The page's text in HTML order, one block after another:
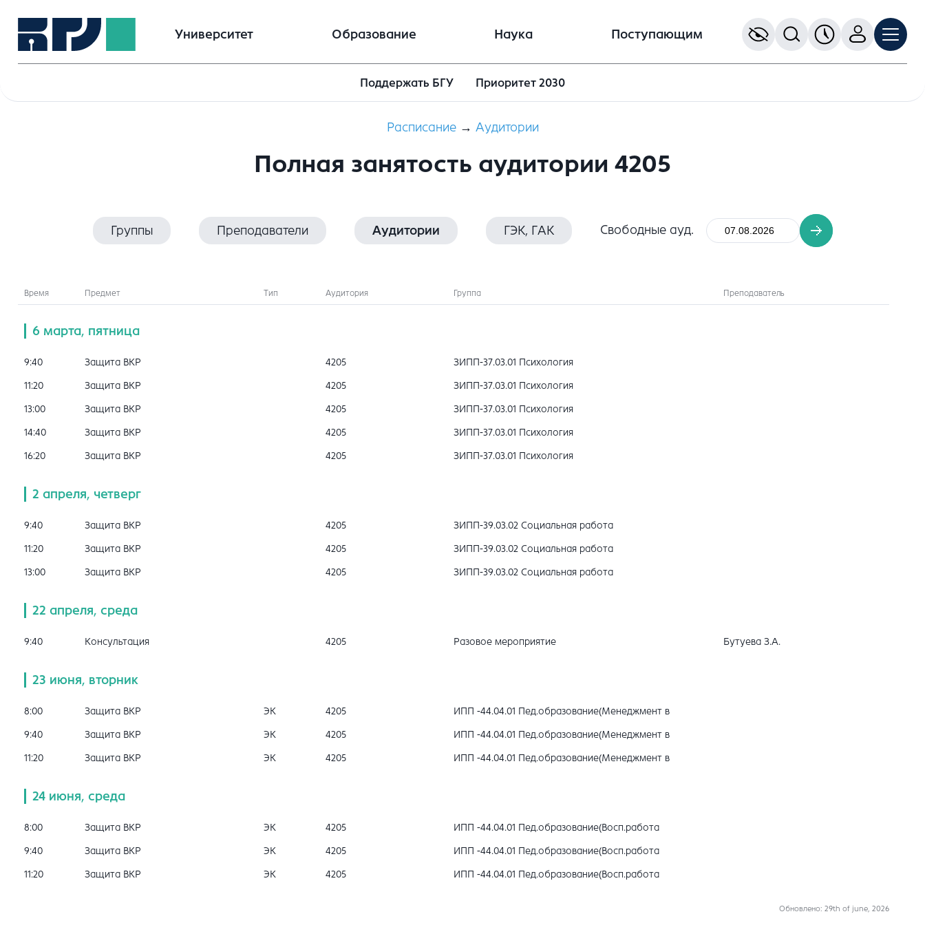
Университет Образование Наука Поступающим
Поддержать БГУ Приоритет 2030
Расписание→ Аудитории
Полная занятость аудитории 4205
Группы Преподаватели Аудитории ГЭК, ГАК Свободные ауд.
Время Предмет Тип Аудитория Группа Преподаватель
6 марта, пятница
9:40 Защита ВКР 4205 ЗИПП-37.03.01 Психология
11:20 Защита ВКР 4205 ЗИПП-37.03.01 Психология
13:00 Защита ВКР 4205 ЗИПП-37.03.01 Психология
14:40 Защита ВКР 4205 ЗИПП-37.03.01 Психология
16:20 Защита ВКР 4205 ЗИПП-37.03.01 Психология
2 апреля, четверг
9:40 Защита ВКР 4205 ЗИПП-39.03.02 Социальная работа
11:20 Защита ВКР 4205 ЗИПП-39.03.02 Социальная работа
13:00 Защита ВКР 4205 ЗИПП-39.03.02 Социальная работа
22 апреля, среда
9:40 Консультация 4205 Разовое мероприятие Бутуева З.А.
23 июня, вторник
8:00 Защита ВКР ЭК 4205 ИПП -44.04.01 Пед.образование(Менеджмент в
9:40 Защита ВКР ЭК 4205 ИПП -44.04.01 Пед.образование(Менеджмент в
11:20 Защита ВКР ЭК 4205 ИПП -44.04.01 Пед.образование(Менеджмент в
24 июня, среда
8:00 Защита ВКР ЭК 4205 ИПП -44.04.01 Пед.образование(Восп.работа
9:40 Защита ВКР ЭК 4205 ИПП -44.04.01 Пед.образование(Восп.работа
11:20 Защита ВКР ЭК 4205 ИПП -44.04.01 Пед.образование(Восп.работа
Обновлено: 29th of june, 2026